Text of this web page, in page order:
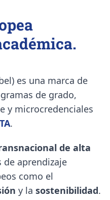
es una marca de
de grado,
y microcredenciales
.
de alta
de aprendizaje
como el
y la sostenibilidad.